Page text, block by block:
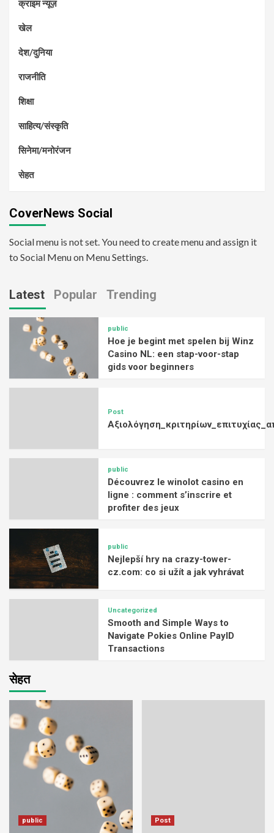
क्राइम न्यूज़
खेल
देश/दुनिया
राजनीति
शिक्षा
साहित्य/संस्कृति
सिनेमा/मनोरंजन
सेहत
CoverNews Social
Social menu is not set. You need to create menu and assign it
to Social Menu on Menu Settings.
Latest Popular Trending
public
Hoe je begint met spelen bij Winz
Casino NL: een stap-voor-stap
gids voor beginners
Post
public
Découvrez le winolot casino en
ligne : comment s’inscrire et
profiter des jeux
public
Nejlepší hry na crazy-tower-
cz.com: co si užít a jak vyhrávat
Uncategorized
Smooth and Simple Ways to
Navigate Pokies Online PayID
Transactions
सेहत
public Post